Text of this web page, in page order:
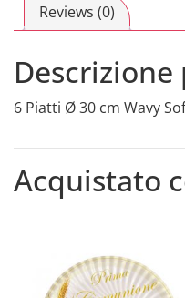
Reviews (0)
6 Piatti Ø 30 cm Wavy
Acquistato